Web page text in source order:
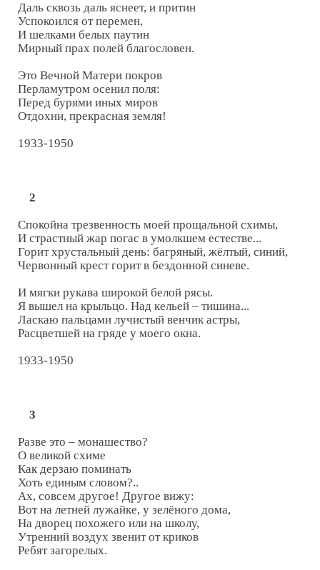
Даль сквозь даль яснеет, и притин
Успокоился от перемен,
И шелками белых паутин
Мирный прах полей благословен.
Это Вечной Матери покров
Перламутром осенил поля:
Перед бурями иных миров
Отдохни, прекрасная земля!
1933-1950
2
Спокойна трезвенность моей прощальной схимы,
И страстный жар погас в умолкшем естестве...
Горит хрустальный день: багряный, жёлтый, синий,
Червонный крест горит в бездонной синеве.
И мягки рукава широкой белой рясы.
Я вышел на крыльцо. Над кельей – тишина...
Ласкаю пальцами лучистый венчик астры,
Расцветшей на гряде у моего окна.
1933-1950
3
Разве это – монашество?
О великой схиме
Как дерзаю поминать
Хоть единым словом?..
Ах, совсем другое! Другое вижу:
Вот на летней лужайке, у зелёного дома,
На дворец похожего или на школу,
Утренний воздух звенит от криков
Ребят загорелых.